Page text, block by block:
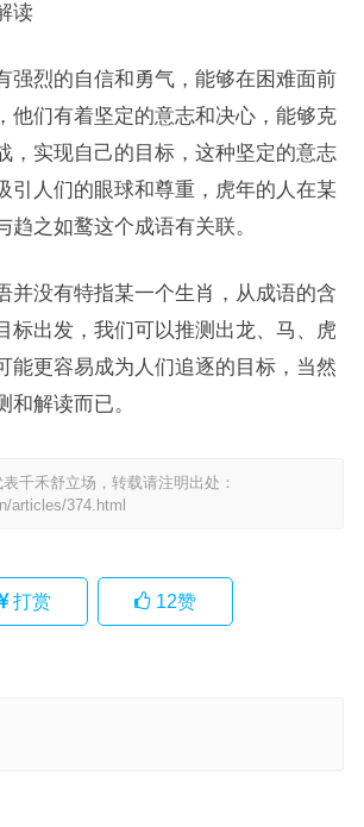
读
强烈的自信和勇气，能够在困难面前
他们有着坚定的意志和决心，能够克
，实现自己的目标，这种坚定的意志
引人们的眼球和尊重，虎年的人在某
趋之如鹜这个成语有关联。
并没有特指某一个生肖，从成语的含
标出发，我们可以推测出龙、马、虎
能更容易成为人们追逐的目标，当然
和解读而已。
千禾舒立场，转载请注明出处：
articles/374.html
打赏 12赞